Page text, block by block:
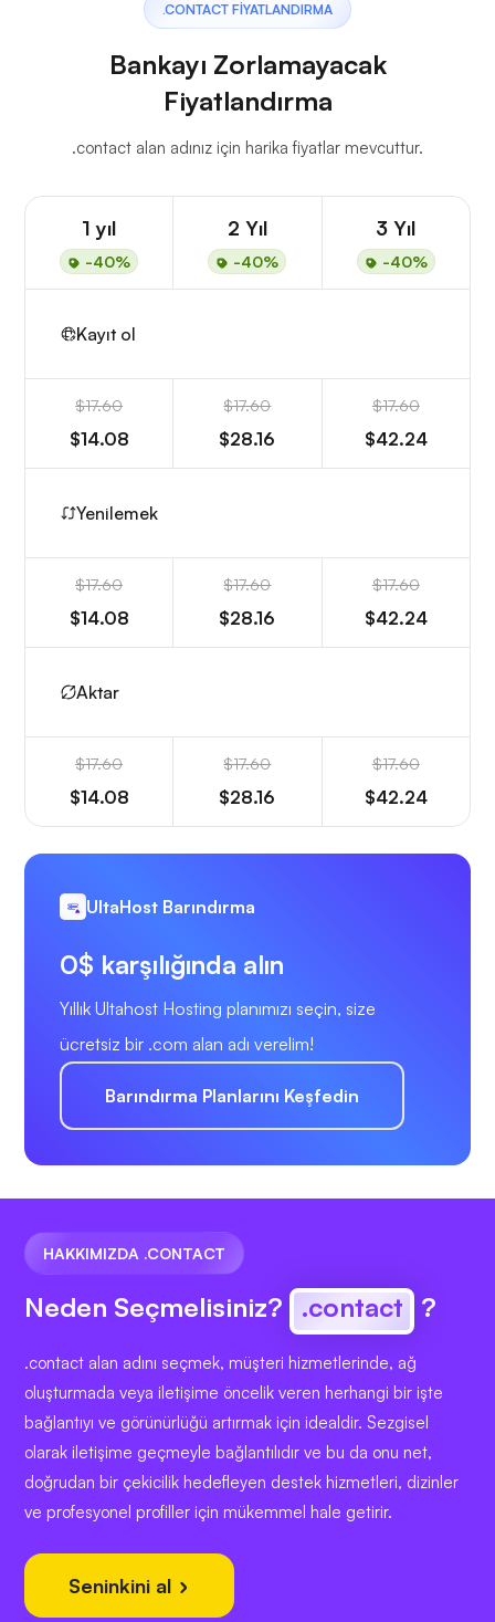
.CONTACT FIYATLANDIRMA
Bankayı Zorlamayacak
Fiyatlandırma
.contact alan adınız için harika fiyatlar mevcuttur.
1 yıl
-40%
2 Yıl
-40%
3 Yıl
-40%
Kayıt ol
$17.60
$14.08
$17.60
$28.16
$17.60
$42.24
Yenilemek
$17.60
$14.08
$17.60
$28.16
$17.60
$42.24
Aktar
$17.60
$14.08
$17.60
$28.16
$17.60
$42.24
UltaHost Barındırma
0$ karşılığında alın
Yıllık Ultahost Hosting planımızı seçin, size
ücretsiz bir .com alan adı verelim!
Barındırma Planlarını Keşfedin
HAKKIMIZDA .CONTACT
Neden Seçmelisiniz? .contact ?
.contact alan adını seçmek, müşteri hizmetlerinde, ağ
oluşturmada veya iletişime öncelik veren herhangi bir işte
bağlantıyı ve görünürlüğü artırmak için idealdir. Sezgisel
olarak iletişime geçmeyle bağlantılıdır ve bu da onu net,
doğrudan bir çekicilik hedefleyen destek hizmetleri, dizinler
ve profesyonel profiller için mükemmel hale getirir.
Seninkini al